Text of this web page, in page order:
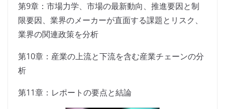
第9章：市場力学、市場の最新動向、推進要因と制
限要因、業界のメーカーが直面する課題とリスク、
業界の関連政策を分析
第10章：産業の上流と下流を含む産業チェーンの分
析
第11章：レポートの要点と結論